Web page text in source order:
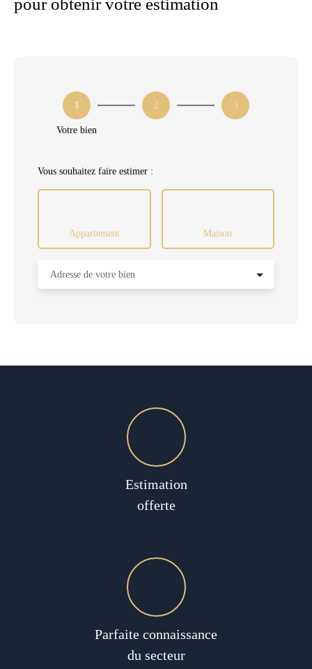
1
Votre bien
2 3
Vous souhaitez faire estimer :
Appartement Maison
Adresse de votre bien
Estimation
offerte
Parfaite connaissance
du secteur